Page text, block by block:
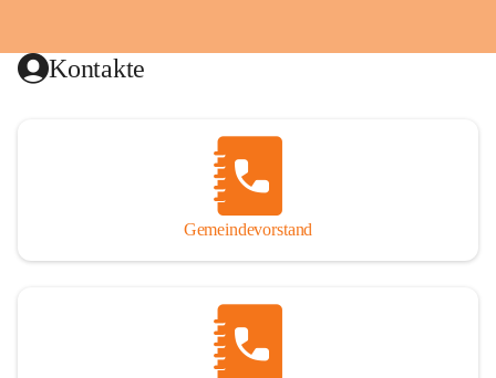
Kontakte
Gemeindevorstand